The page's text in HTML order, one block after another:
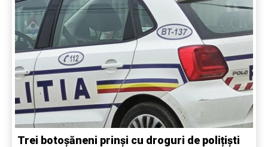
Trei botoșăneni prinși cu droguri de polițiști